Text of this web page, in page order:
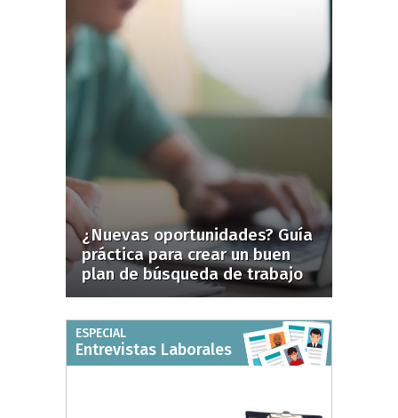
¿Nuevas oportunidades? Guía
práctica para crear un buen
plan de búsqueda de trabajo
ESPECIAL
Entrevistas Laborales